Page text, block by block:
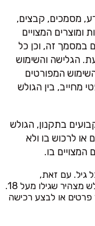
מסמכים, קבצים,
ומוצרים המצויים
במסמך זה, וכן כל
הגלישה והשימוש
המפורטים
מחייב, בין הגולש
בתקנון, הגולש
לרכוש בו ולא
המצויים בו.
גיל. עם זאת,
בהשארת פרטים או רכישה באתר, הגולש מצהיר שגילו מעל 18.
פרטים או לבצע רכישה